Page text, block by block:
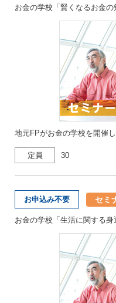
お金の学校「賢くなるお金の
地元FPがお金の学校を開催し
定員 30
お申込み不要 セミ
お金の学校「生活に関する身